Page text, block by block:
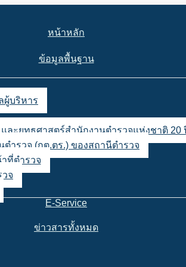
หน้าหลัก
ข้อมูลพื้นฐาน
ผู้บริหาร
ะยุทธศาสตร์สำนักงานตำรวจแห่งชาติ 20
ำรวจ (กต.ตร.) ของสถานีตำรวจ
ที่ตำรวจ
จ
E-Service
ข่าวสารทั้งหมด